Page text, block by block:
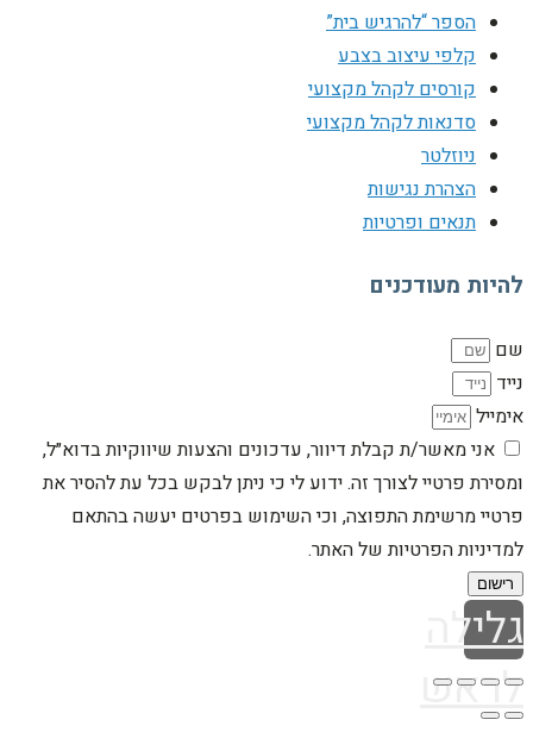
הספר “להרגיש בית”
קלפי עיצוב בצבע
קורסים לקהל מקצועי
סדנאות לקהל מקצועי
ניוזלטר
הצהרת נגישות
תנאים ופרטיות
להיות מעודכנים
שם
נייד
אימייל
אני מאשר/ת קבלת דיוור, עדכונים והצעות שיווקיות בדוא״ל,
ומסירת פרטיי לצורך זה. ידוע לי כי ניתן לבקש בכל עת להסיר את
פרטיי מרשימת התפוצה, וכי השימוש בפרטים יעשה בהתאם
למדיניות הפרטיות של האתר.
רישום
גלילה
לראש